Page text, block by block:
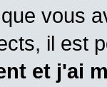
vous
il est
et j'ai